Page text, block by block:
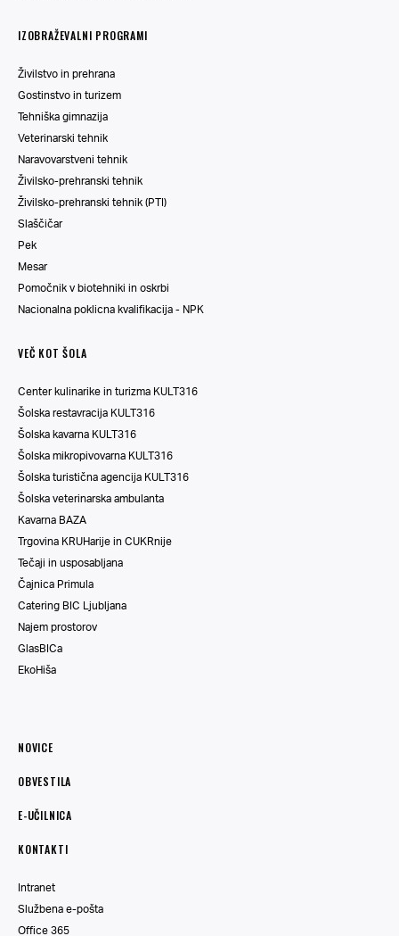
IZOBRAŽEVALNI PROGRAMI
Živilstvo in prehrana
Gostinstvo in turizem
Tehniška gimnazija
Veterinarski tehnik
Naravovarstveni tehnik
Živilsko-prehranski tehnik
Živilsko-prehranski tehnik (PTI)
Slaščičar
Pek
Mesar
Pomočnik v biotehniki in oskrbi
Nacionalna poklicna kvalifikacija - NPK
VEČ KOT ŠOLA
Center kulinarike in turizma KULT316
Šolska restavracija KULT316
Šolska kavarna KULT316
Šolska mikropivovarna KULT316
Šolska turistična agencija KULT316
Šolska veterinarska ambulanta
Kavarna BAZA
Trgovina KRUHarije in CUKRnije
Tečaji in usposabljana
Čajnica Primula
Catering BIC Ljubljana
Najem prostorov
GlasBICa
EkoHiša
NOVICE
OBVESTILA
E-UČILNICA
KONTAKTI
Intranet
Službena e-pošta
Office 365